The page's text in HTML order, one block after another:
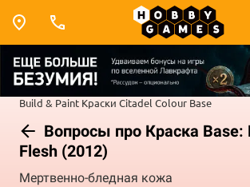
Build & Paint Краски Citadel Colour Base
Вопросы про Краска Base:
Flesh (2012)
Мертвенно-бледная кожа